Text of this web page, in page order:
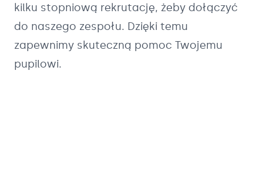
kilku stopniową rekrutację, żeby dołączyć
do naszego zespołu. Dzięki temu
zapewnimy skuteczną pomoc Twojemu
pupilowi.